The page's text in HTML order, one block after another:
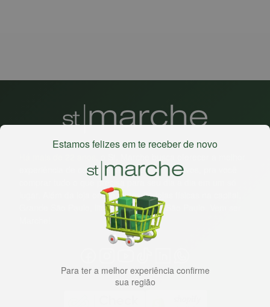
experiência de compras, a preços competitivos, pra você
comprar tudo o que precisa para seu dia a dia em um só
lugar. Além da loja online temos 31 lojas físicas na capital,
Grande São Paulo, litoral e interior de São Paulo. Vem ser
Estamos felizes em te receber de novo
Para ter a melhor experiência confirme
sua região